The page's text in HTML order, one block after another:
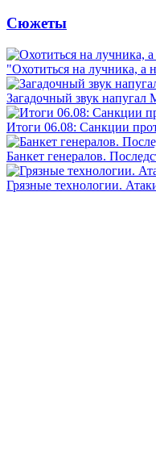
Сюжеты
"Охотиться на лучника, а
Загадочный звук напугал
Итоги 06.08: Санкции
Банкет генералов.
Грязные технологии.